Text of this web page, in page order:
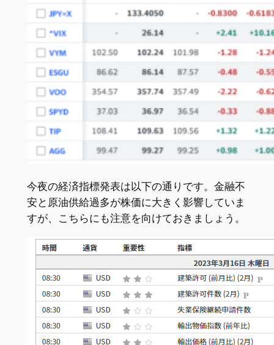
今夜の経済指標発表は以下の通りです。金融不
安と原油供給過多が株価に大きく影響していま
すが、こちらにも注意を向けておきましょう。